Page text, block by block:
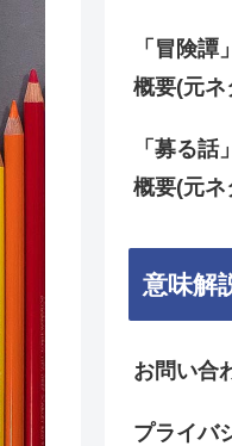
「冒険譚
概要(元ネ
「募る話
概要(元ネ
意味解
お問い合
プライバ